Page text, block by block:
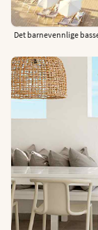
Det barnevennlige